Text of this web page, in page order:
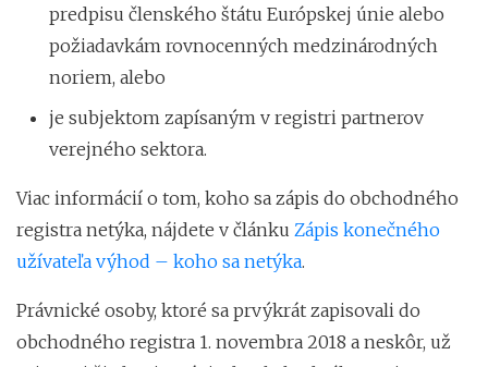
predpisu členského štátu Európskej únie alebo
požiadavkám rovnocenných medzinárodných
noriem, alebo
je subjektom zapísaným v registri partnerov
verejného sektora.
Viac informácií o tom, koho sa zápis do obchodného
registra netýka, nájdete v článku Zápis konečného
užívateľa výhod – koho sa netýka.
Právnické osoby, ktoré sa prvýkrát zapisovali do
obchodného registra 1. novembra 2018 a neskôr, už